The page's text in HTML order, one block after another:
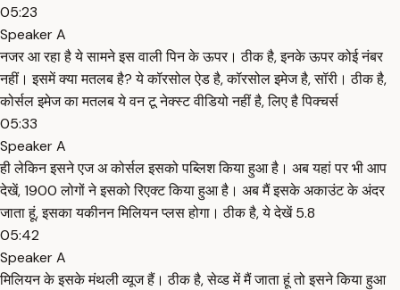
05:23
Speaker A
नजर आ रहा है ये सामने इस वाली पिन के ऊपर। ठीक है, इनके ऊपर कोई नंबर
नहीं। इसमें क्या मतलब है? ये कॉरसोल ऐड है, कॉरसोल इमेज है, सॉरी। ठीक है,
कोर्सल इमेज का मतलब ये वन टू नेक्स्ट वीडियो नहीं है, लिए है पिक्चर्स
05:33
Speaker A
ही लेकिन इसने एज अ कोर्सल इसको पब्लिश किया हुआ है। अब यहां पर भी आप
देखें, 1900 लोगों ने इसको रिएक्ट किया हुआ है। अब मैं इसके अकाउंट के अंदर
जाता हूं, इसका यकीनन मिलियन प्लस होगा। ठीक है, ये देखें 5.8
05:42
Speaker A
मिलियन के इसके मंथली व्यूज हैं। ठीक है, सेव्ड में मैं जाता हूं तो इसने किया हुआ